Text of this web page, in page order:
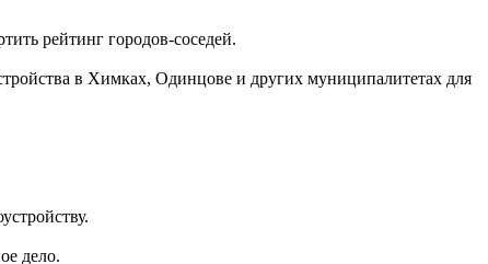
рейтинг городов-соседей.
в Химках, Одинцове и других муниципалитетах для
дело.